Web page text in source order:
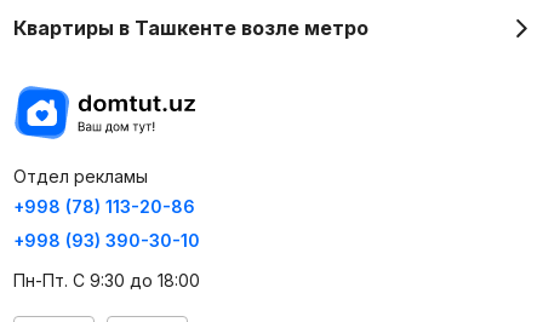
Квартиры в Ташкенте возле метро
Отдел рекламы
+998 (78) 113-20-86
+998 (93) 390-30-10
Пн-Пт. С 9:30 до 18:00